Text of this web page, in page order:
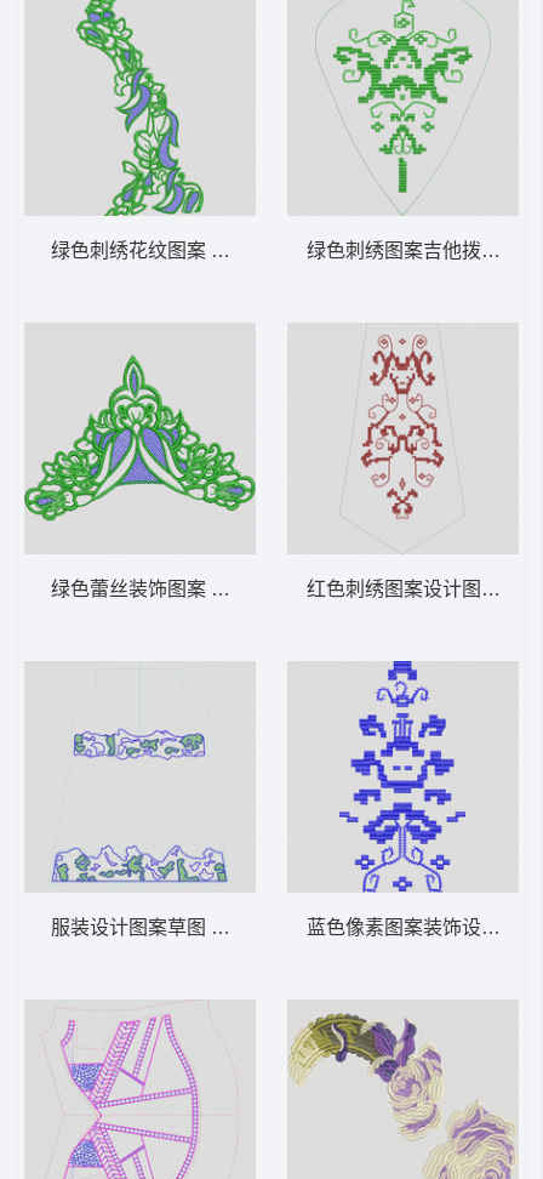
绿色刺绣花纹图案 曲线
绿色蕾丝装饰图案 曲线
服装设计图案草图 条码
绿色刺绣图案吉他拨片 抽
红色刺绣图案设计图 抽象
蓝色像素图案装饰设计 抽